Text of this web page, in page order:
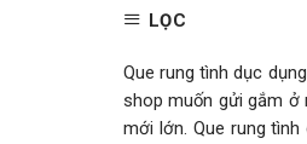
LỌC
Que rung tình dục
shop muốn gửi gắm ở
mới lớn. Que rung